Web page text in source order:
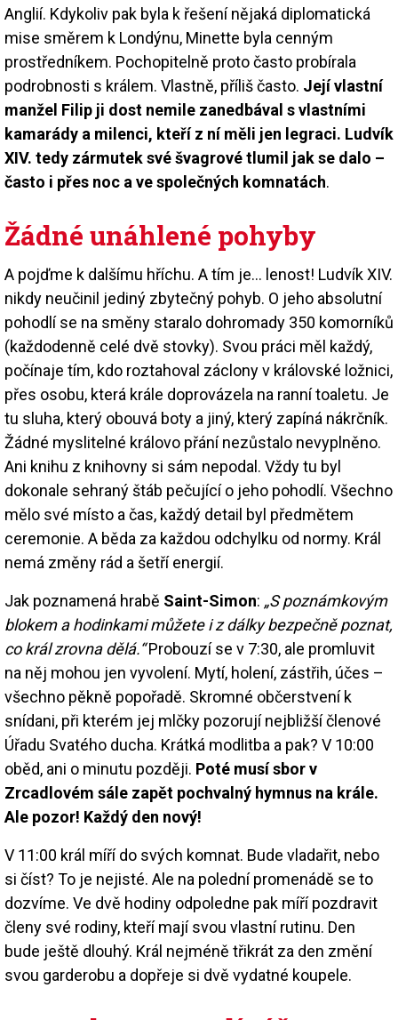
Anglií. Kdykoliv pak byla k řešení nějaká diplomatická
mise směrem k Londýnu, Minette byla cenným
prostředníkem. Pochopitelně proto často probírala
podrobnosti s králem. Vlastně, příliš často. Její vlastní
manžel Filip ji dost nemile zanedbával s vlastními
kamarády a milenci, kteří z ní měli jen legraci. Ludvík
XIV. tedy zármutek své švagrové tlumil jak se dalo –
často i přes noc a ve společných komnatách.
Žádné unáhlené pohyby
A pojďme k dalšímu hříchu. A tím je… lenost! Ludvík XIV.
nikdy neučinil jediný zbytečný pohyb. O jeho absolutní
pohodlí se na směny staralo dohromady 350 komorníků
(každodenně celé dvě stovky). Svou práci měl každý,
počínaje tím, kdo roztahoval záclony v královské ložnici,
přes osobu, která krále doprovázela na ranní toaletu. Je
tu sluha, který obouvá boty a jiný, který zapíná nákrčník.
Žádné myslitelné královo přání nezůstalo nevyplněno.
Ani knihu z knihovny si sám nepodal. Vždy tu byl
dokonale sehraný štáb pečující o jeho pohodlí. Všechno
mělo své místo a čas, každý detail byl předmětem
ceremonie. A běda za každou odchylku od normy. Král
nemá změny rád a šetří energií.
Jak poznamená hrabě Saint-Simon: „S poznámkovým
blokem a hodinkami můžete i z dálky bezpečně poznat,
co král zrovna dělá.“Probouzí se v 7:30, ale promluvit
na něj mohou jen vyvolení. Mytí, holení, zástřih, účes –
všechno pěkně popořadě. Skromné občerstvení k
snídani, při kterém jej mlčky pozorují nejbližší členové
Úřadu Svatého ducha. Krátká modlitba a pak? V 10:00
oběd, ani o minutu později. Poté musí sbor v
Zrcadlovém sále zapět pochvalný hymnus na krále.
Ale pozor! Každý den nový!
V 11:00 král míří do svých komnat. Bude vladařit, nebo
si číst? To je nejisté. Ale na polední promenádě se to
dozvíme. Ve dvě hodiny odpoledne pak míří pozdravit
členy své rodiny, kteří mají svou vlastní rutinu. Den
bude ještě dlouhý. Král nejméně třikrát za den změní
svou garderobu a dopřeje si dvě vydatné koupele.